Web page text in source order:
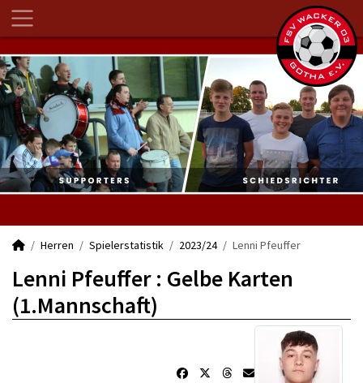
Herren Spielerstatistik 2023/24 Lenni Pfeuffer
Lenni Pfeuffer : Gelbe Karten
(1.Mannschaft)